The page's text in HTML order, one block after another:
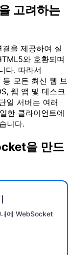
고려하는
을 제공하여 실
와 호환되며
다. 따라서
모든 최신 웹 브
웹 앱 및 데스크
일 서버는 여러
한 클라이언트에
니다.
을 만드
에 WebSocket